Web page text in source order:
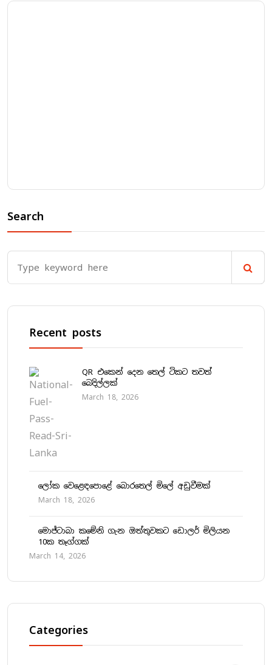
Search
Recent posts
QR එකෙන් දෙන තෙල් ටිකට තවත්
බෙදිල්ලක්
March 18, 2026
ලෝක වෙළෙඳපොළේ බොරතෙල් මිලේ අඩුවීමක්
March 18, 2026
මොජ්ටාබා කමේනි ගැන ඔත්තුවකට ඩොලර් මිලියන
10ක තෑග්ගක්
March 14, 2026
Categories